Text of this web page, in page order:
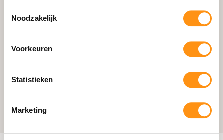
Noodzakelijk
Voorkeuren
Statistieken
Marketing
• Levertijd: 2-4 weken verwacht
• Montage door vakman optioneel beschikbaar